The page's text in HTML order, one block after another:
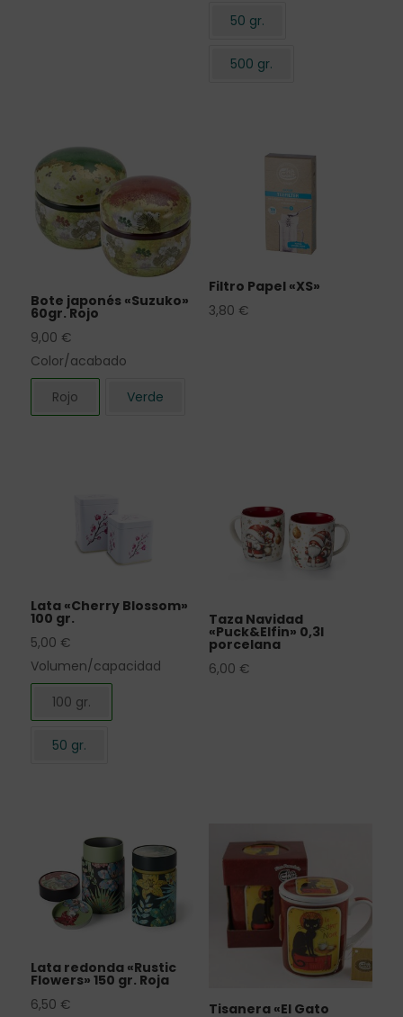
50 gr.
500 gr.
Bote japonés «Suzuko»
60gr. Rojo
9,00 €
Color/acabado
Rojo
Verde
Filtro Papel «XS»
3,80 €
Lata «Cherry Blossom»
100 gr.
5,00 €
Volumen/capacidad
100 gr.
50 gr.
Taza Navidad
«Puck&Elfin» 0,3l
porcelana
6,00 €
Lata redonda «Rustic
Flowers» 150 gr. Roja
6,50 € Tisanera «El Gato